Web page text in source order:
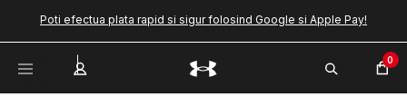
Poti efectua plata rapid si sigur folosind Google si Apple Pay!
0